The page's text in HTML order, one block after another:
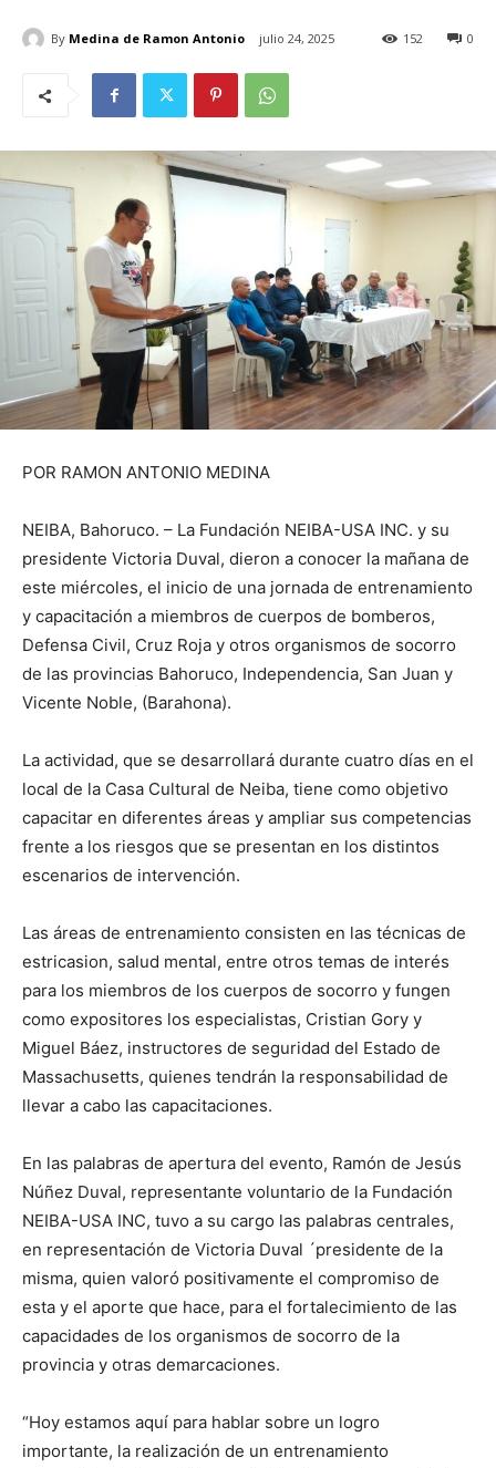
By Medina de Ramon Antonio julio 24, 2025 0
152
POR RAMON ANTONIO MEDINA
NEIBA, Bahoruco. – La Fundación NEIBA-USA INC. y su
presidente Victoria Duval, dieron a conocer la mañana de
este miércoles, el inicio de una jornada de entrenamiento
y capacitación a miembros de cuerpos de bomberos,
Defensa Civil, Cruz Roja y otros organismos de socorro
de las provincias Bahoruco, Independencia, San Juan y
Vicente Noble, (Barahona).
La actividad, que se desarrollará durante cuatro días en el
local de la Casa Cultural de Neiba, tiene como objetivo
capacitar en diferentes áreas y ampliar sus competencias
frente a los riesgos que se presentan en los distintos
escenarios de intervención.
Las áreas de entrenamiento consisten en las técnicas de
estricasion, salud mental, entre otros temas de interés
para los miembros de los cuerpos de socorro y fungen
como expositores los especialistas, Cristian Gory y
Miguel Báez, instructores de seguridad del Estado de
Massachusetts, quienes tendrán la responsabilidad de
llevar a cabo las capacitaciones.
En las palabras de apertura del evento, Ramón de Jesús
Núñez Duval, representante voluntario de la Fundación
NEIBA-USA INC, tuvo a su cargo las palabras centrales,
en representación de Victoria Duval ´presidente de la
misma, quien valoró positivamente el compromiso de
esta y el aporte que hace, para el fortalecimiento de las
capacidades de los organismos de socorro de la
provincia y otras demarcaciones.
“Hoy estamos aquí para hablar sobre un logro
importante, la realización de un entrenamiento